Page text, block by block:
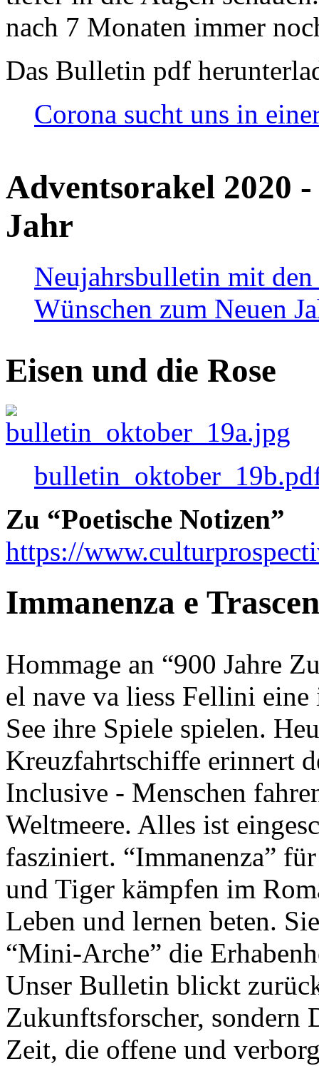
nach 7 Monaten immer
Das Bulletin pdf
Corona sucht uns in
Adventsorakel 2020
Jahr
Neujahrsbulletin mit den
Wünschen zum Neuen
Eisen und die Rose
Zu “Poetische Notizen”
https://
Immanenza e
Hommage an “900 Jahre
el nave va liess Fellini
See ihre Spiele spielen.
Kreuzfahrtschiffe erinnert
Inclusive - Menschen
Weltmeere. Alles ist
fasziniert. “Immanenza”
und Tiger kämpfen im
Leben und lernen beten.
“Mini-Arche” die
Unser Bulletin blickt
Zukunftsforscher, sondern
Zeit, die offene und